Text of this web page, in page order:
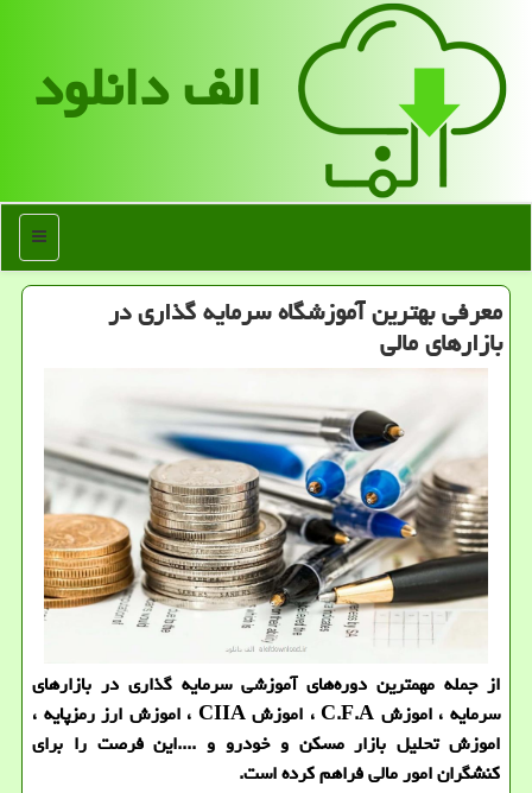
الف دانلود
منو
معرفی بهترین آموزشگاه سرمایه گذاری در
بازارهای مالی
از جمله مهمترین دوره‌های آموزشی سرمایه گذاری در بازارهای
سرمایه ، اموزش C.F.A ، اموزش CIIA ، اموزش ارز رمزپایه ،
اموزش تحلیل بازار مسكن و خودرو و ....این فرصت را برای
كنشگران امور مالی فراهم كرده است.